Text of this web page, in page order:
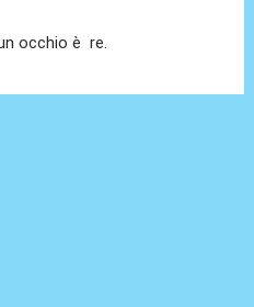
occhio è re.